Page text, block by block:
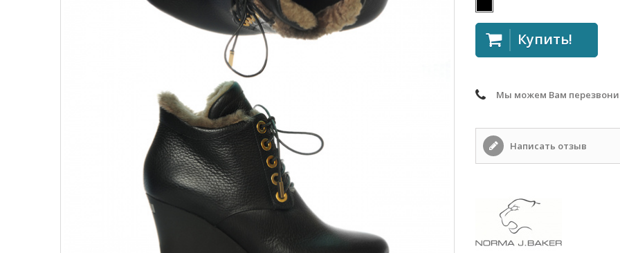
Купить!
Мы можем Вам
Написать отзыв